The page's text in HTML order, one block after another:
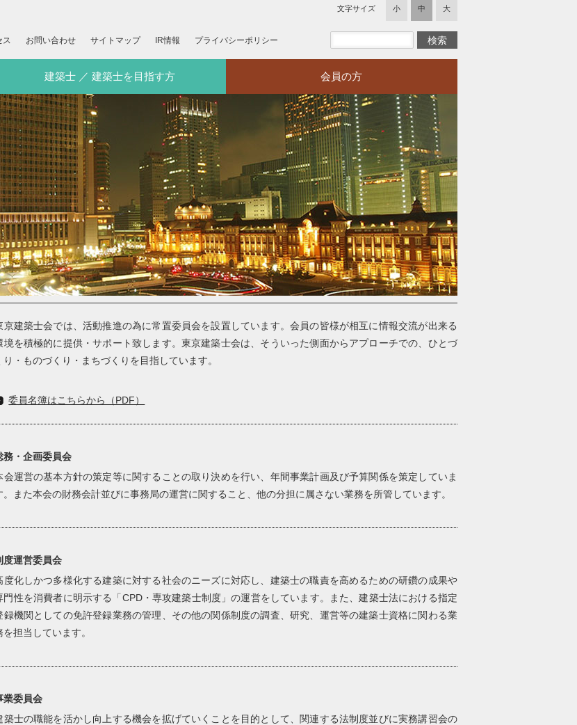
ス お問い合わせ サイトマップ IR情報 プライバシーポリシー
文字サイズ 小 中 大
建築士 ／ 建築士を目指す方 会員の方
会員ページへの
ログインが必要
です
京建築士会では、活動推進の為に常置委員会を設置しています。会員の皆様が相互に情報交流が出来る
境を積極的に提供・サポート致します。東京建築士会は、そういった側面からアプローチでの、ひとづ
り・ものづくり・まちづくりを目指しています。
委員名簿はこちらから（PDF）
務・企画委員会
会運営の基本方針の策定等に関することの取り決めを行い、年間事業計画及び予算関係を策定していま
。また本会の財務会計並びに事務局の運営に関すること、他の分担に属さない業務を所管しています。
度運営委員会
度化しかつ多様化する建築に対する社会のニーズに対応し、建築士の職責を高めるための研鑽の成果や
門性を消費者に明示する「CPD・専攻建築士制度」の運営をしています。また、建築士法における指定
録機関としての免許登録業務の管理、その他の関係制度の調査、研究、運営等の建築士資格に関わる業
を担当しています。
業委員会
築士の職能を活かし向上する機会を拡げていくことを目的として、関連する法制度並びに実務講習会の